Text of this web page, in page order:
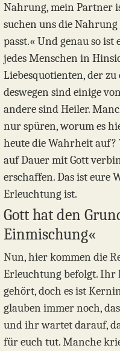
Nahrung, mein Partner
suchen uns die
passt.« Und genau so
jedes Menschen in
Liebesquotienten, der
deswegen sind einige
andere sind Heiler.
nur spüren, worum es
heute die Wahrheit auf?
auf Dauer mit Gott
erschaffen. Das ist eure
Erleuchtung ist.
Gott hat den
Einmischung«
Nun, hier kommen die
Erleuchtung befolgt. Ihr
gehört, doch es ist
glauben immer noch,
und ihr wartet darauf,
für euch tut. Manche